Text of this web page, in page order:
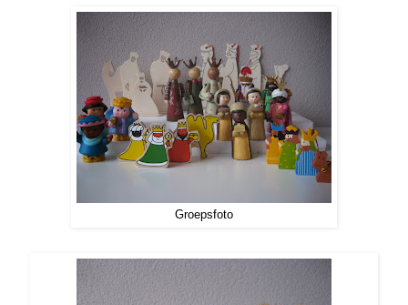
Groepsfoto